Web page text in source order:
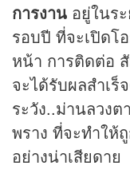
การงาน อยู่ในร
รอบปี ที่จะเปิดโ
หน้า การติดต่อ
จะได้รับผลสำเ
ระวัง..ม่านลวง
พราง ที่จะทำให้
อย่างน่าเสียดาย